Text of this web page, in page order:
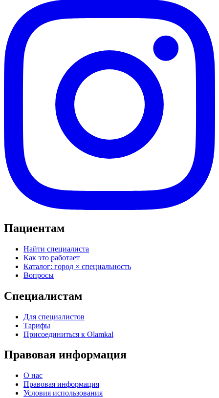
Пациентам
Найти специалиста
Как это работает
Каталог: город × специальность
Вопросы
Специалистам
Для специалистов
Тарифы
Присоединиться к Olamkal
Правовая информация
О нас
Правовая информация
Условия использования